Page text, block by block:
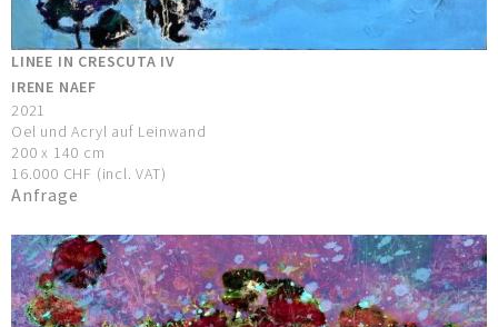
LINEE IN CRESCUTA IV
IRENE NAEF
2021
Oel und Acryl auf Leinwand
200 x 140 cm
16.000 CHF (incl. VAT)
Anfrage